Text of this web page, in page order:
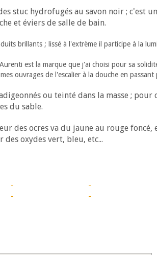
stuc hydrofugés au savon noir ; c'est
et éviers de salle de bain.
brillants ; lissé à l'extrème il participe à la
est la marque que j'ai choisi pour sa
ouvrages de l'escalier à la douche en
ou teinté dans la masse ;
du sable.
des ocres va du jaune au rouge
des oxydes vert, bleu, etc...